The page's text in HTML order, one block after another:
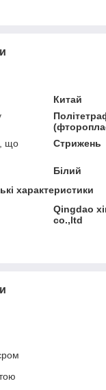
Китай
що
Стрижень
Білий
характеристики
Qingdao
co.,ltd